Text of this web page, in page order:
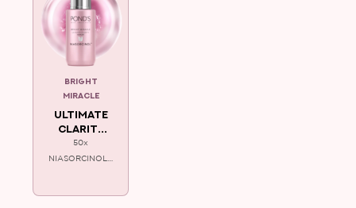
ULTIMATE
CLARITY
SERUM
50x
NIASORCINOL™
BRIGHT
MIRACLE